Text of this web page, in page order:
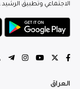
الاجتماعي وتطبيق الرشيد
العراق